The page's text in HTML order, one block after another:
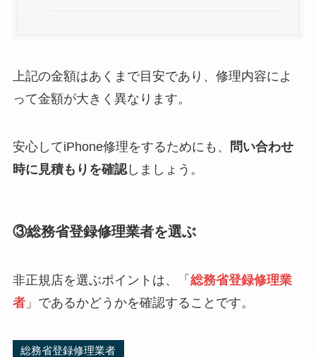
上記の金額はあくまで目安であり、修理内容によ
って金額が大きく異なります。
安心してiPhone修理をするためにも、
問い合わせ
時に見積もりを確認しましょう。
③総務省登録修理業者を選ぶ
非正規店を選ぶポイントは、「 総務省登録修理業
者」であるかどうかを確認することです。
総務省登録修理業者